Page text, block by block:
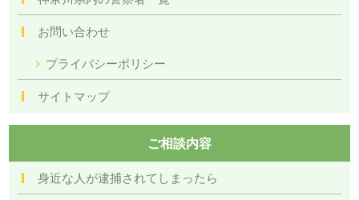
お問い合わせ
プライバシーポリシー
サイトマップ
ご相談内容
身近な人が逮捕されてしまったら